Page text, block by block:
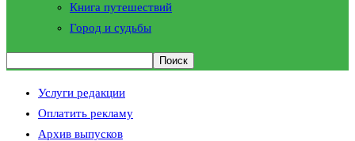
Книга путешествий
Город и судьбы
Услуги редакции
Оплатить рекламу
Архив выпусков